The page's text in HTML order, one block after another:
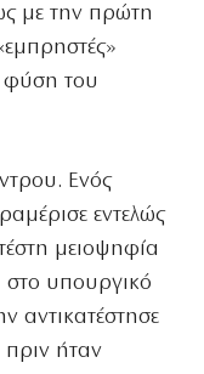
με την πρώτη
φύση του
Ενός
εντελώς
μειοψηφία
υπουργικό
αντικατέστησε
πριν ήταν